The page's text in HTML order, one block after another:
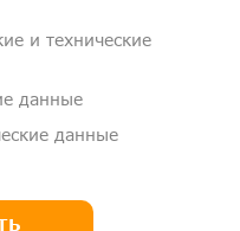
оказывает Общество с
и технические
данные
данные